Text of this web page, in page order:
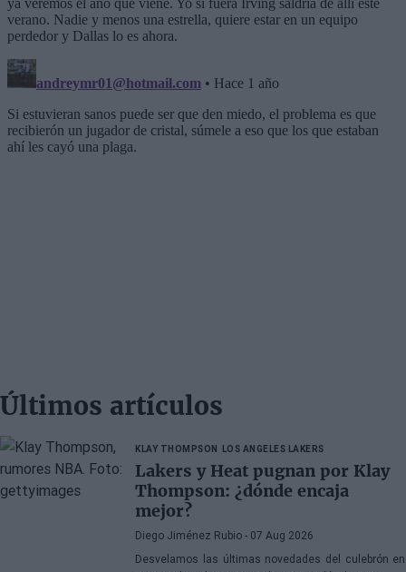
Últimos artículos
KLAY THOMPSON LOS ANGELES LAKERS
Lakers y Heat pugnan por Klay
Thompson: ¿dónde encaja
mejor?
Diego Jiménez Rubio - 07 Aug 2026
Desvelamos las últimas novedades del culebrón en